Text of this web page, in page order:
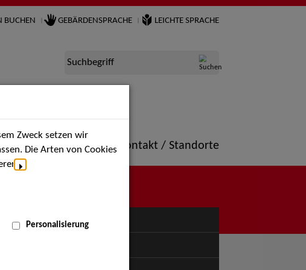
BUCHEN GEBÄRDENSPRACHE LEICHTE SPRACHE
Suchbegriff
Termine Portfolio Kontakt / Standorte
MENÜ
Zweck setzen wir
Die Arten von Cookies
Personalisierung